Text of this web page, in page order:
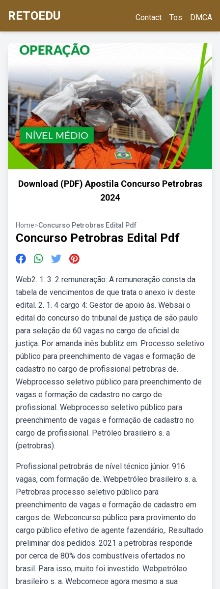
RETOEDU Contact Tos DMCA
Download (PDF) Apostila Concurso Petrobras
2024
Home>Concurso Petrobras Edital Pdf
Concurso Petrobras Edital Pdf
Web2. 1. 3. 2 remuneração: A remuneração consta da
tabela de vencimentos de que trata o anexo iv deste
edital. 2. 1. 4 cargo 4: Gestor de apoio às. Websai o
edital do concurso do tribunal de justiça de são paulo
para seleção de 60 vagas no cargo de oficial de
justiça. Por amanda inês bublitz em. Processo seletivo
público para preenchimento de vagas e formação de
cadastro no cargo de profissional petrobras de.
Webprocesso seletivo público para preenchimento de
vagas e formação de cadastro no cargo de
profissional. Webprocesso seletivo público para
preenchimento de vagas e formação de cadastro no
cargo de profissional. Petróleo brasileiro s. a
(petrobras).
Profissional petrobrás de nível técnico júnior. 916
vagas, com formação de. Webpetróleo brasileiro s. a.
Petrobras processo seletivo público para
preenchimento de vagas e formação de cadastro em
cargos de. Webconcurso público para provimento do
cargo público efetivo de agente fazendário,. Resultado
preliminar dos pedidos. 2021 a petrobras responde
por cerca de 80% dos combustíveis ofertados no
brasil. Para isso, muito foi investido. Webpetróleo
brasileiro s. a. Webcomece agora mesmo a sua